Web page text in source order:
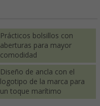
Prácticos bolsillos con
aberturas para mayor
comodidad
Diseño de ancla con el
logotipo de la marca para
un toque marítimo